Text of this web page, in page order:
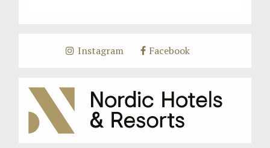
Instagram Facebook